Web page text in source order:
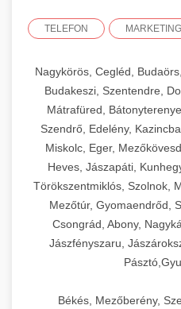
TELEFON MARKETING
Nagykörös, Cegléd,
Budakeszi, Szentendre,
Mátrafüred,
Szendrő, Edelény,
Miskolc, Eger,
Heves, Jászapáti,
Törökszentmiklós, Szolnok,
Mezőtúr, Gyomaendrőd,
Csongrád, Abony,
Jászfényszaru,
Békés, Mezőberény,